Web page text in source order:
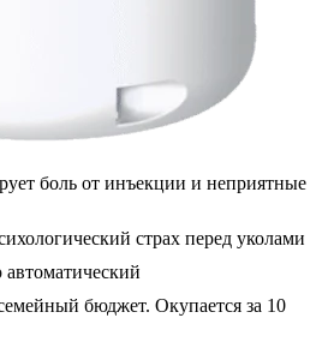
боль от инъекции и неприятные
страх перед уколами
бюджет. Окупается за 10